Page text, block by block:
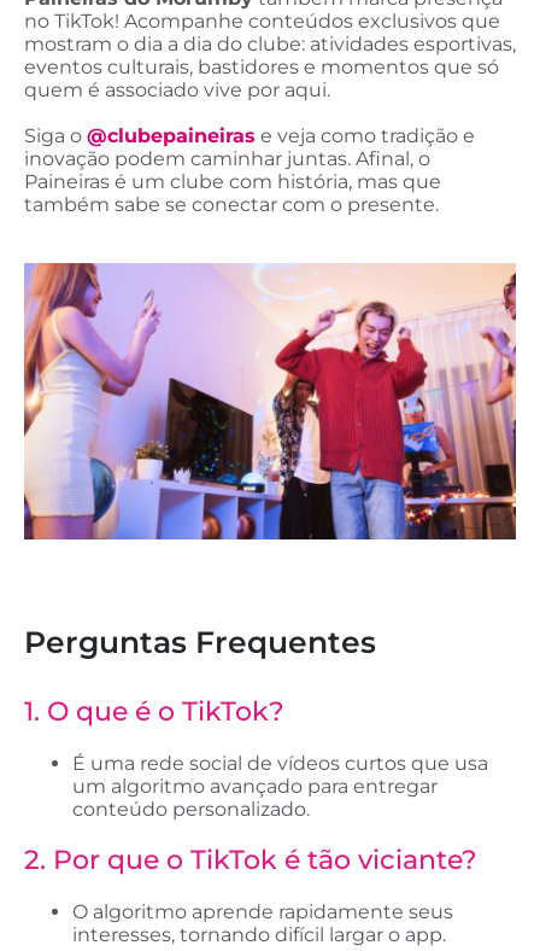
no TikTok! Acompanhe conteúdos exclusivos que
mostram o dia a dia do clube: atividades esportivas,
eventos culturais, bastidores e momentos que só
quem é associado vive por aqui.
Siga o @clubepaineiras e veja como tradição e
inovação podem caminhar juntas. Afinal, o
Paineiras é um clube com história, mas que
também sabe se conectar com o presente.
Perguntas Frequentes
1. O que é o TikTok?
É uma rede social de vídeos curtos que usa
um algoritmo avançado para entregar
conteúdo personalizado.
2. Por que o TikTok é tão viciante?
O algoritmo aprende rapidamente seus
interesses, tornando difícil largar o app.